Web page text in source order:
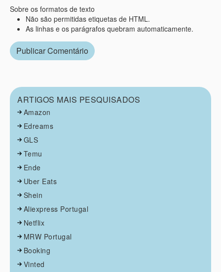
Sobre os formatos de texto
Não são permitidas etiquetas de HTML.
As linhas e os parágrafos quebram automaticamente.
ARTIGOS MAIS PESQUISADOS
Amazon
Edreams
GLS
Temu
Ende
Uber Eats
Shein
Aliexpress Portugal
Netflix
MRW Portugal
Booking
Vinted